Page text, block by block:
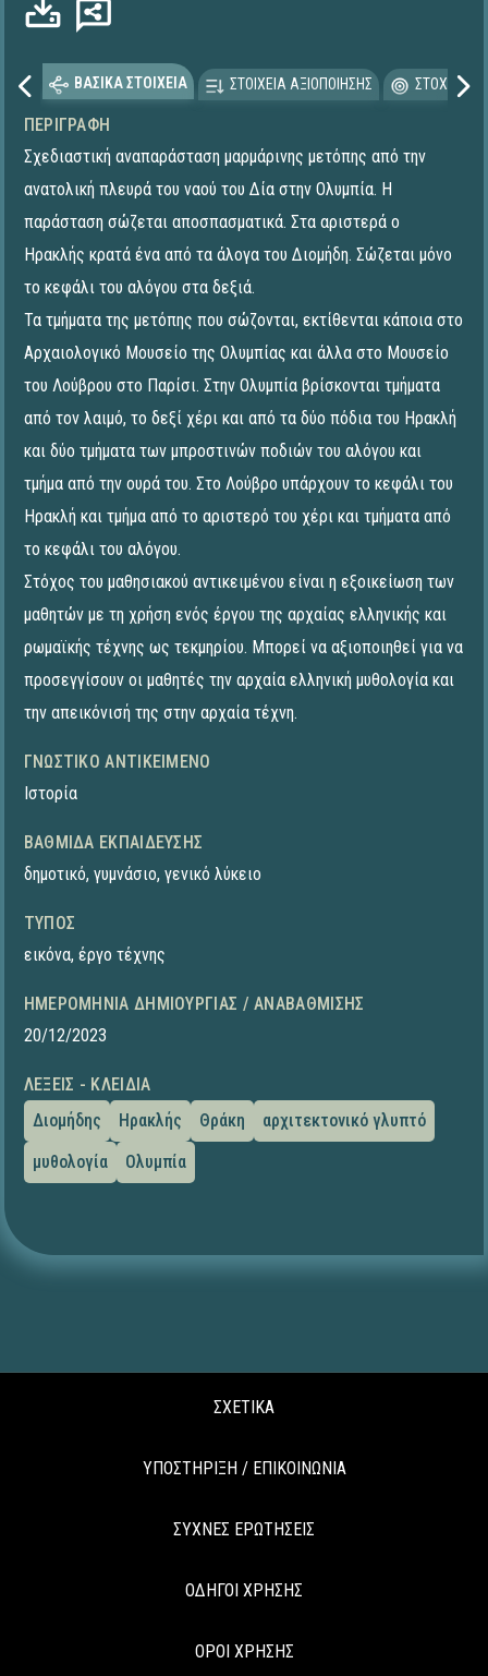
ΒΑΣΙΚΑ ΣΤΟΙΧΕΙΑ ΣΤΟΙΧΕΙΑ ΑΞΙΟΠΟΙΗΣΗΣ
ΠΕΡΙΓΡΑΦΉ
Σχεδιαστική αναπαράσταση μαρμάρινης μετόπης από την
ανατολική πλευρά του ναού του Δία στην Ολυμπία. Η
παράσταση σώζεται αποσπασματικά. Στα αριστερά ο
Ηρακλής κρατά ένα από τα άλογα του Διομήδη. Σώζεται μόνο
το κεφάλι του αλόγου στα δεξιά.
Τα τμήματα της μετόπης που σώζονται, εκτίθενται κάποια στο
Αρχαιολογικό Μουσείο της Ολυμπίας και άλλα στο Μουσείο
του Λούβρου στο Παρίσι. Στην Ολυμπία βρίσκονται τμήματα
από τον λαιμό, το δεξί χέρι και από τα δύο πόδια του Ηρακλή
και δύο τμήματα των μπροστινών ποδιών του αλόγου και
τμήμα από την ουρά του. Στο Λούβρο υπάρχουν το κεφάλι του
Ηρακλή και τμήμα από το αριστερό του χέρι και τμήματα από
το κεφάλι του αλόγου.
Στόχος του μαθησιακού αντικειμένου είναι η εξοικείωση των
μαθητών με τη χρήση ενός έργου της αρχαίας ελληνικής και
ρωμαϊκής τέχνης ως τεκμηρίου. Μπορεί να αξιοποιηθεί για να
προσεγγίσουν οι μαθητές την αρχαία ελληνική μυθολογία και
την απεικόνισή της στην αρχαία τέχνη.
ΓΝΩΣΤΙΚΌ ΑΝΤΙΚΕΊΜΕΝΟ
Ιστορία
ΒΑΘΜΊΔΑ ΕΚΠΑΊΔΕΥΣΗΣ
δημοτικό, γυμνάσιο, γενικό λύκειο
ΤΎΠΟΣ
εικόνα, έργο τέχνης
ΗΜΕΡΟΜΗΝΊΑ ΔΗΜΙΟΥΡΓΊΑΣ / ΑΝΑΒΆΘΜΙΣΗΣ
20/12/2023
ΛΈΞΕΙΣ - ΚΛΕΙΔΙΆ
Διομήδης
Ηρακλής Θράκη
αρχιτεκτονικό γλυπτό
μυθολογία
Ολυμπία
ΣΧΕΤΙΚΑ
ΥΠΟΣΤΗΡΙΞΗ / ΕΠΙΚΟΙΝΩΝΙΑ
ΣΥΧΝΕΣ ΕΡΩΤΗΣΕΙΣ
ΟΔΗΓΟΙ ΧΡΗΣΗΣ
ΟΡΟΙ ΧΡΗΣΗΣ